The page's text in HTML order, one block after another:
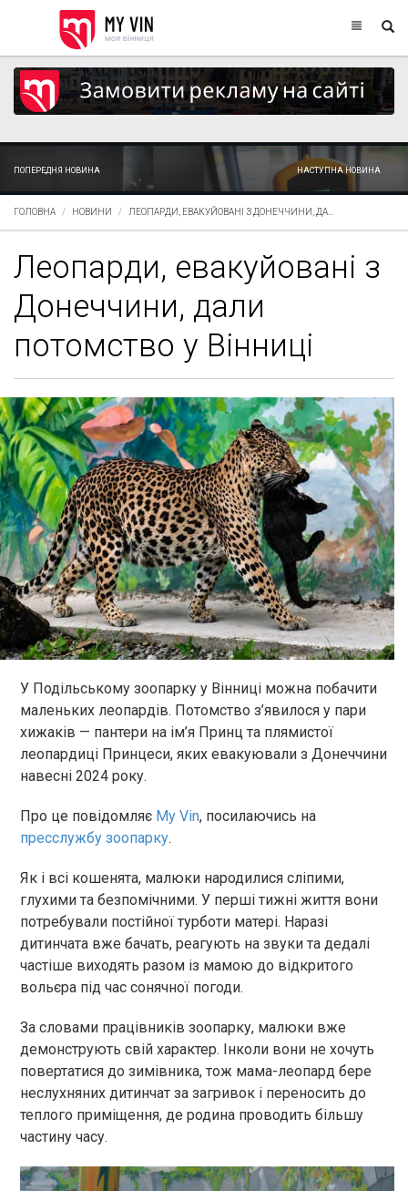
ПОПЕРЕДНЯ НОВИНА НАСТУПНА НОВИНА
ГОЛОВНА НОВИНИ ЛЕОПАРДИ, ЕВАКУЙОВАНІ З ДОНЕЧЧИНИ, ДА...
Леопарди, евакуйовані з
Донеччини, дали
потомство у Вінниці
У Подільському зоопарку у Вінниці можна побачити
маленьких леопардів. Потомство з’явилося у пари
хижаків — пантери на ім’я Принц та плямистої
леопардиці Принцеси, яких евакуювали з Донеччини
навесні 2024 року.
Про це повідомляє My Vin, посилаючись на
пресслужбу зоопарку.
Як і всі кошенята, малюки народилися сліпими,
глухими та безпомічними. У перші тижні життя вони
потребували постійної турботи матері. Наразі
дитинчата вже бачать, реагують на звуки та дедалі
частіше виходять разом із мамою до відкритого
вольєра під час сонячної погоди.
За словами працівників зоопарку, малюки вже
демонструють свій характер. Інколи вони не хочуть
повертатися до зимівника, тож мама-леопард бере
неслухняних дитинчат за загривок і переносить до
теплого приміщення, де родина проводить більшу
частину часу.